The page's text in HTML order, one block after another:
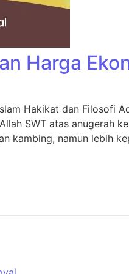
Harga
Hakikat dan Filosofi
SWT atas anugerah
kambing, namun lebih